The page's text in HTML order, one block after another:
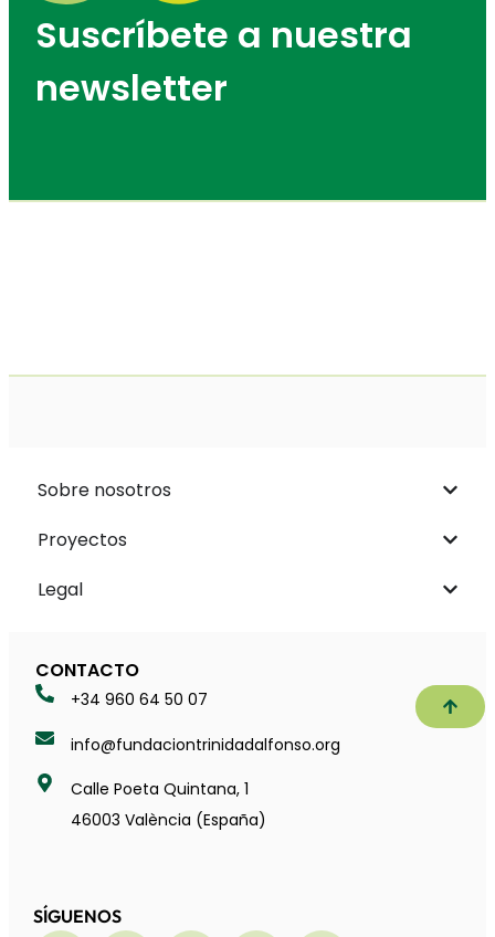
Suscríbete a nuestra
newsletter
Sobre nosotros
Proyectos
Legal
CONTACTO
+34 960 64 50 07
info@fundaciontrinidadalfonso.org
Calle Poeta Quintana, 1
46003 València (España)
SÍGUENOS